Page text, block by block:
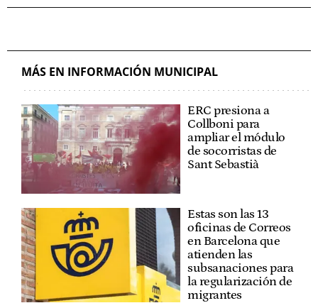
MÁS EN INFORMACIÓN MUNICIPAL
ERC presiona a
Collboni para
ampliar el módulo
de socorristas de
Sant Sebastià
Estas son las 13
oficinas de Correos
en Barcelona que
atienden las
subsanaciones para
la regularización de
migrantes